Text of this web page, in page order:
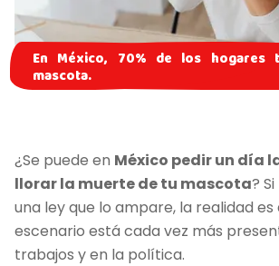
En México, 70% de los hogares
mascota.
¿Se puede en México pedir un día
llorar la muerte de tu mascota?
una ley que lo ampare, la realidad es
escenario está cada vez más
trabajos y en la política.